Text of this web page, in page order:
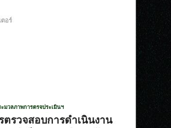
ตอร์
มวลภาพการตรจประเมินฯ
รวจสอบการดำเนินงาน